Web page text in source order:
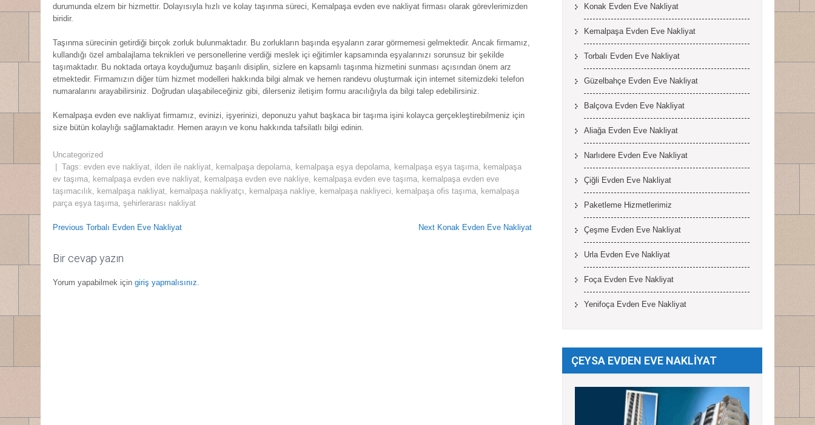
durumunda elzem bir hizmettir. Dolayısıyla hızlı ve kolay taşınma süreci, Kemalpaşa evden eve nakliyat firması olarak görevlerimizden
biridir.
Taşınma sürecinin getirdiği birçok zorluk bulunmaktadır. Bu zorlukların başında eşyaların zarar görmemesi gelmektedir. Ancak firmamız,
kullandığı özel ambalajlama teknikleri ve personellerine verdiği meslek içi eğitimler kapsamında eşyalarınızı sorunsuz bir şekilde
taşımaktadır. Bu noktada ortaya koyduğumuz başarılı disiplin, sizlere en kapsamlı taşınma hizmetini sunması açısından önem arz
etmektedir. Firmamızın diğer tüm hizmet modelleri hakkında bilgi almak ve hemen randevu oluşturmak için internet sitemizdeki telefon
numaralarını arayabilirsiniz. Doğrudan ulaşabileceğiniz gibi, dilerseniz iletişim formu aracılığıyla da bilgi talep edebilirsiniz.
Kemalpaşa evden eve nakliyat firmamız, evinizi, işyerinizi, deponuzu yahut başkaca bir taşıma işini kolayca gerçekleştirebilmeniz için
size bütün kolaylığı sağlamaktadır. Hemen arayın ve konu hakkında tafsilatlı bilgi edinin.
Uncategorized
| Tags: evden eve nakliyat, ilden ile nakliyat, kemalpaşa depolama, kemalpaşa eşya depolama, kemalpaşa eşya taşıma, kemalpaşa
ev taşıma, kemalpaşa evden eve nakliyat, kemalpaşa evden eve nakliye, kemalpaşa evden eve taşıma, kemalpaşa evden eve
taşımacılık, kemalpaşa nakliyat, kemalpaşa nakliyatçı, kemalpaşa nakliye, kemalpaşa nakliyeci, kemalpaşa ofis taşıma, kemalpaşa
parça eşya taşıma, şehirlerarası nakliyat
Post
Yazı
Previous Previous
Torbalı Evden Eve Nakliyat Next Next
Konak Evden Eve Nakliyat
Bir cevap yazın
Yorum yapabilmek için giriş yapmalısınız.
Konak Evden Eve Nakliyat
Kemalpaşa Evden Eve Nakliyat
Torbalı Evden Eve Nakliyat
Güzelbahçe Evden Eve Nakliyat
Balçova Evden Eve Nakliyat
Aliağa Evden Eve Nakliyat
Narlıdere Evden Eve Nakliyat
Çiğli Evden Eve Nakliyat
Paketleme Hizmetlerimiz
Çeşme Evden Eve Nakliyat
Urla Evden Eve Nakliyat
Foça Evden Eve Nakliyat
Yenifoça Evden Eve Nakliyat
ÇEYSA EVDEN EVE NAKLİYAT